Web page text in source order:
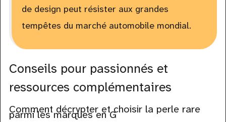
de design peut résister aux grandes
tempêtes du marché automobile mondial.
Conseils pour passionnés et
ressources complémentaires
Comment décrypter et choisir la perle rare
parmi les marques en G